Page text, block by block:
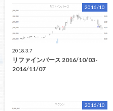
2016/10
2018.3.7
リファインバース 2016/10/03-
2016/11/07
2016/10